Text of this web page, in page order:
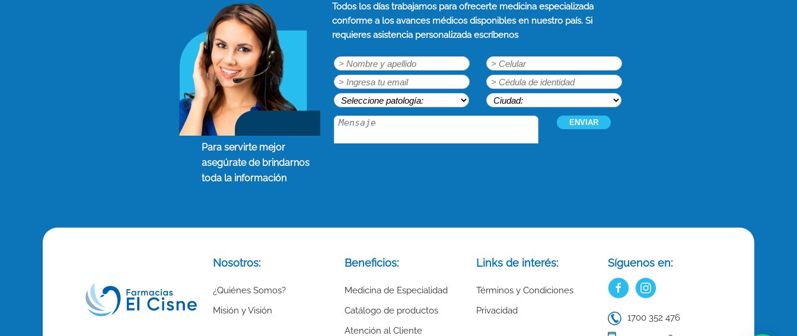
Para servirte mejor
asegúrate de brindarnos
toda la información
Todos los días trabajamos para ofrecerte medicina especializada
conforme a los avances médicos disponibles en nuestro país. Si
requieres asistencia personalizada escríbenos
Nosotros:
¿Quiénes Somos?
Misión y Visión
Beneficios:
Medicina de Especialidad
Catálogo de productos
Atención al Cliente
Links de interés:
Términos y Condiciones
Privacidad
Síguenos en:
1700 352 476